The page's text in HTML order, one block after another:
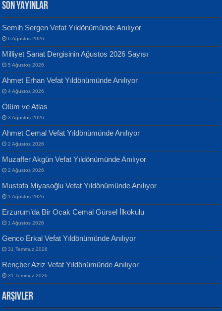
MUSTAFA KELOĞLU
Yarına İz Bırakmak...
ATİLLA ÖZEN
Sultan Olmadan Önce Eyüp...
EKREM KARABABA
Yılmaz Ekinci
Geceye Söylenen...
Banu Sancak
Defterimden İçeri...
İsmail Aydos
İnkisar...
SON YAYINLAR
Semih Sergen Vefat Yıldönümünde Anılıyor
6 Ağustos 2026
Milliyet Sanat Dergisinin Ağustos 2026 Sayısı
5 Ağustos 2026
Ahmet Erhan Vefat Yıldönümünde Anılıyor
4 Ağustos 2026
Ölüm ve Atlas
3 Ağustos 2026
Ahmet Cemal Vefat Yıldönümünde Anılıyor
2 Ağustos 2026
Muzaffer Akgün Vefat Yıldönümünde Anılıyor
2 Ağustos 2026
Mustafa Miyasoğlu Vefat Yıldönümünde Anılıyor
1 Ağustos 2026
Erzurum’da Bir Ocak Cemal Gürsel İlkokulu
1 Ağustos 2026
Genco Erkal Vefat Yıldönümünde Anılıyor
31 Temmuz 2026
Rençber Aziz Vefat Yıldönümünde Anılıyor
31 Temmuz 2026
Arşivler